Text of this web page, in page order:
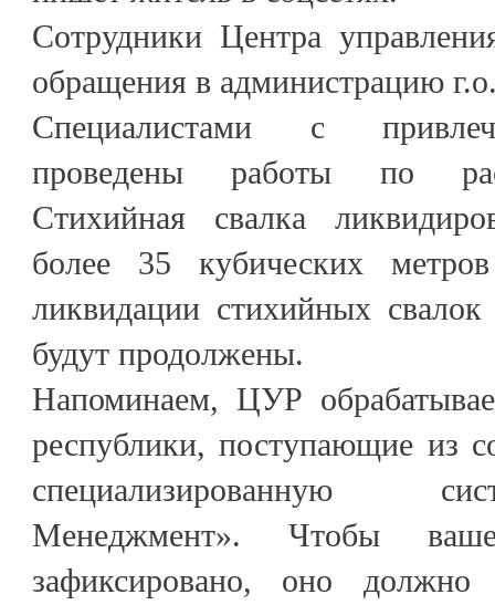
Сотрудники Центра
обращения в администрацию
Специалистами с
проведены работы по
Стихийная свалка
более 35 кубических
ликвидации стихийных
будут продолжены.
Напоминаем, ЦУР
республики, поступающие из
специализированную
Менеджмент». Чтобы
зафиксировано, оно